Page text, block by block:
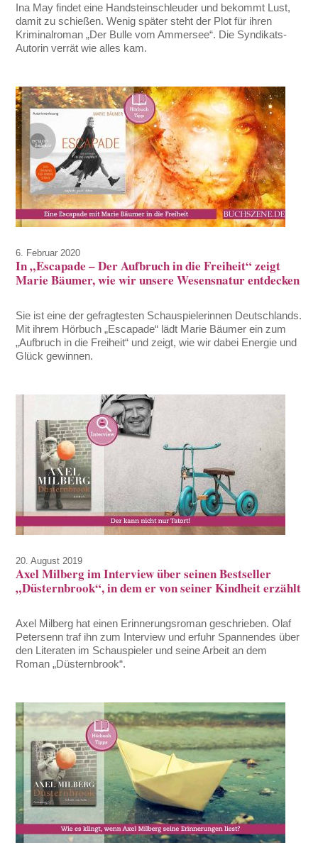
Ina May findet eine Handsteinschleuder und bekommt Lust,
damit zu schießen. Wenig später steht der Plot für ihren
Kriminalroman „Der Bulle vom Ammersee“. Die Syndikats-
Autorin verrät wie alles kam.
6. Februar 2020
In „Escapade – Der Aufbruch in die Freiheit“ zeigt
Marie Bäumer, wie wir unsere Wesensnatur entdecken
Sie ist eine der gefragtesten Schauspielerinnen Deutschlands.
Mit ihrem Hörbuch „Escapade“ lädt Marie Bäumer ein zum
„Aufbruch in die Freiheit“ und zeigt, wie wir dabei Energie und
Glück gewinnen.
20. August 2019
Axel Milberg im Interview über seinen Bestseller
„Düsternbrook“, in dem er von seiner Kindheit erzählt
Axel Milberg hat einen Erinnerungsroman geschrieben. Olaf
Petersenn traf ihn zum Interview und erfuhr Spannendes über
den Literaten im Schauspieler und seine Arbeit an dem
Roman „Düsternbrook“.